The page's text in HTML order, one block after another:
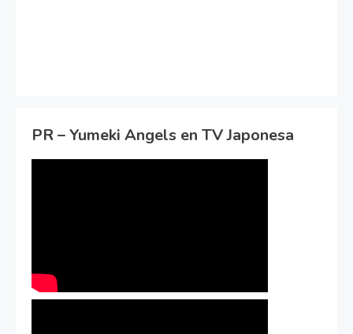
PR – Yumeki Angels en TV Japonesa